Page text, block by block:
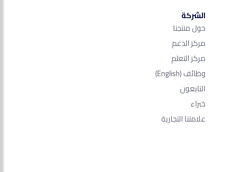
الشركة
حول منتجنا
مركز الدعم
مركز التعلم
وظائف(English)
التابعون
خبراء
علامتنا التجارية